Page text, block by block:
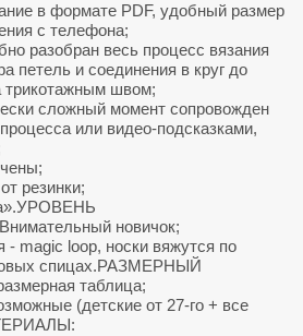
в формате PDF, удобный размер
с телефона;
разобран весь процесс вязания
петель и соединения в круг до
трикотажным швом;
сложный момент сопровожден
или видео-подсказками,
резинки;
новичок;
- magic loop, носки вяжутся по
спицах.РАЗМЕРНЫЙ
таблица;
(детские от 27-го + все